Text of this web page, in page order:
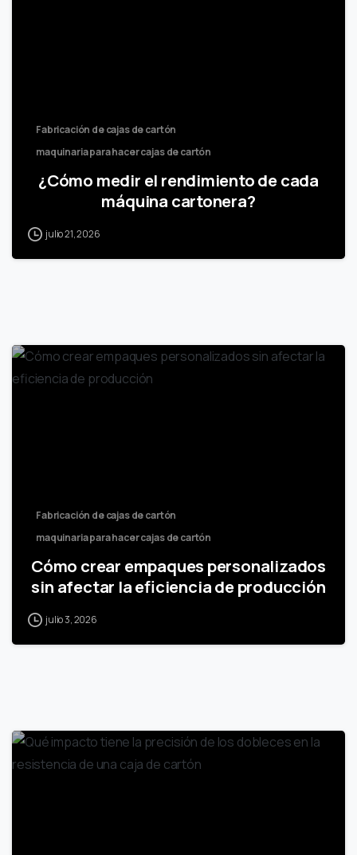
Fabricación de cajas de cartón
maquinaria para hacer cajas de cartón
¿Cómo medir el rendimiento de cada
máquina cartonera?
julio 21, 2026
Fabricación de cajas de cartón
maquinaria para hacer cajas de cartón
Cómo crear empaques personalizados
sin afectar la eficiencia de producción
julio 3, 2026